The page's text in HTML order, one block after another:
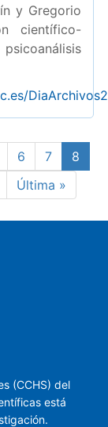
y Gregorio
científico-
Page
6 Page
7
actual
8
Última
página
Última »
(CCHS) del
está